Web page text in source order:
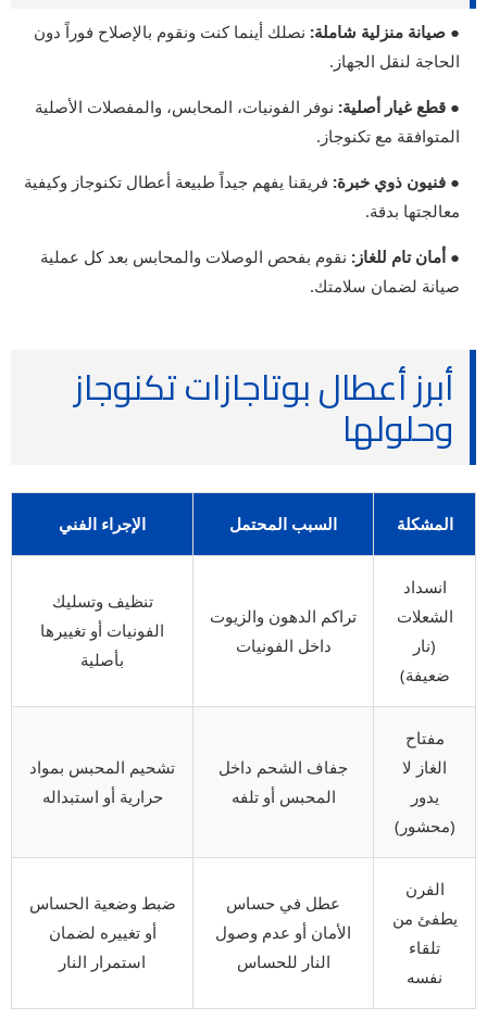
● صيانة منزلية شاملة: نصلك أينما كنت ونقوم بالإصلاح فوراً دون
الحاجة لنقل الجهاز.
● قطع غيار أصلية: نوفر الفونيات، المحابس، والمفصلات الأصلية
المتوافقة مع تكنوجاز.
● فنيون ذوي خبرة: فريقنا يفهم جيداً طبيعة أعطال تكنوجاز وكيفية
معالجتها بدقة.
● أمان تام للغاز: نقوم بفحص الوصلات والمحابس بعد كل عملية
صيانة لضمان سلامتك.
أبرز أعطال بوتاجازات تكنوجاز
وحلولها
المشكلة السبب المحتمل الإجراء الفني
انسداد
الشعلات
(نار
ضعيفة)
تراكم الدهون والزيوت
داخل الفونيات
تنظيف وتسليك
الفونيات أو تغييرها
بأصلية
مفتاح
الغاز لا
يدور
(محشور)
جفاف الشحم داخل
المحبس أو تلفه
تشحيم المحبس بمواد
حرارية أو استبداله
الفرن
يطفئ من
تلقاء
نفسه
عطل في حساس
الأمان أو عدم وصول
النار للحساس
ضبط وضعية الحساس
أو تغييره لضمان
استمرار النار